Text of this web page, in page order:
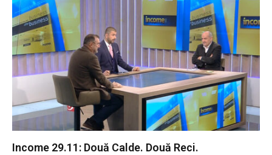
Income 29.11: Două Calde. Două Reci.